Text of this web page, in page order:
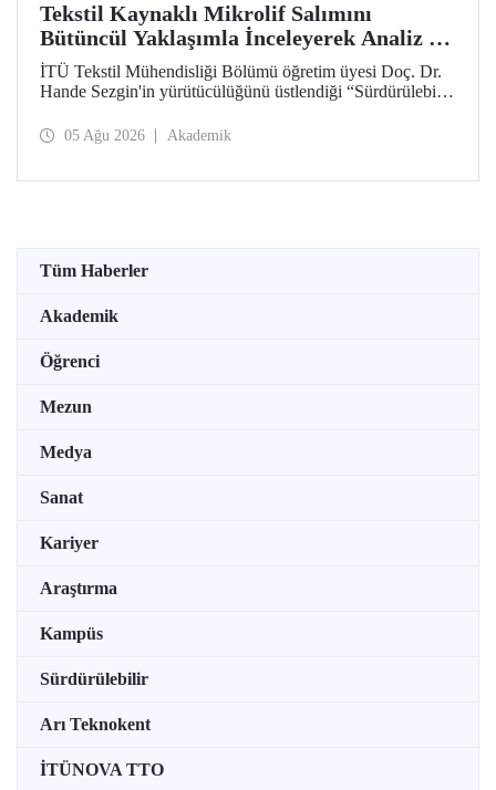
Tekstil Kaynaklı Mikrolif Salımını
Bütüncül Yaklaşımla İnceleyerek Analiz ve
Azaltım Stratejileri Geliştirecek Projeye
TÜBİTAK Desteği
İTÜ Tekstil Mühendisliği Bölümü öğretim üyesi Doç. Dr.
Hande Sezgin'in yürütücülüğünü üstlendiği “Sürdürülebilir
Koşullarına Bağlı Mikrolif Salımı: Aşınma, UV Maruziyeti
05 Ağu 2026 Akademik
Tüm Haberler
Akademik
Öğrenci
Mezun
Medya
Sanat
Kariyer
Araştırma
Kampüs
Sürdürülebilir
Arı Teknokent
İTÜNOVA TTO